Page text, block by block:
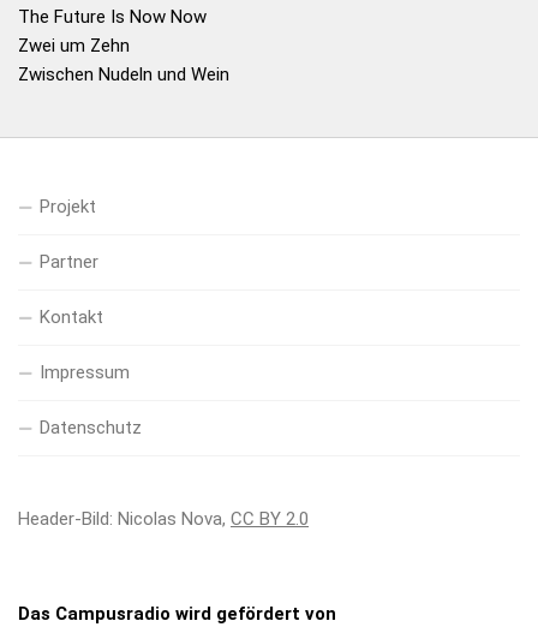
The Future Is Now Now
Zwei um Zehn
Zwischen Nudeln und Wein
Projekt
Partner
Kontakt
Impressum
Datenschutz
Header-Bild: Nicolas Nova, CC BY 2.0
Das Campusradio wird gefördert von